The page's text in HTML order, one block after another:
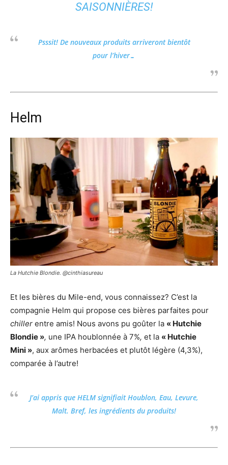
SAISONNIÈRES!
Psssit! De nouveaux produits arriveront bientôt
pour l’hiver…
Helm
La Hutchie Blondie. @cinthiasureau
Et les bières du Mile-end, vous connaissez? C’est la
compagnie Helm qui propose ces bières parfaites pour
chiller entre amis! Nous avons pu goûter la « Hutchie
Blondie », une IPA houblonnée à 7%, et la « Hutchie
Mini », aux arômes herbacées et plutôt légère (4,3%),
comparée à l’autre!
J’ai appris que HELM signifiait Houblon, Eau, Levure,
Malt. Bref, les ingrédients du produits!